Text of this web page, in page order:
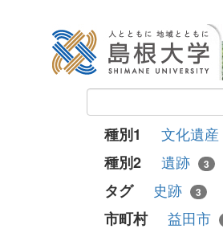
種別1 文化遺産
種別2 遺跡 3
タグ 史跡 3
市町村 益田市